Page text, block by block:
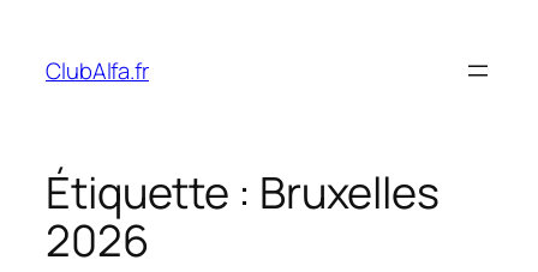
contenu
ClubAlfa.fr
Étiquette : Bruxelles
2026